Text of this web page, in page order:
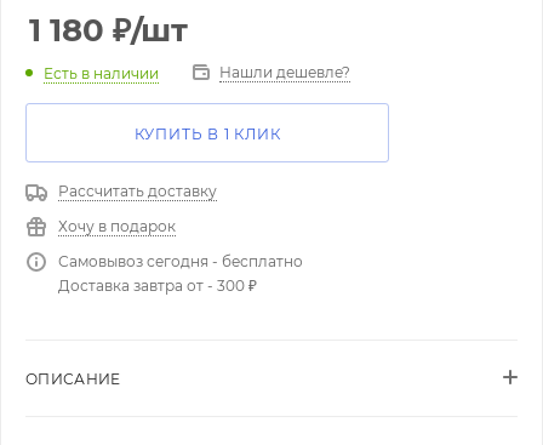
1 180 ₽/шт
Есть в наличии Нашли дешевле?
КУПИТЬ В 1 КЛИК
Рассчитать доставку
Хочу в подарок
Самовывоз сегодня - бесплатно
Доставка завтра от - 300 ₽
ОПИСАНИЕ